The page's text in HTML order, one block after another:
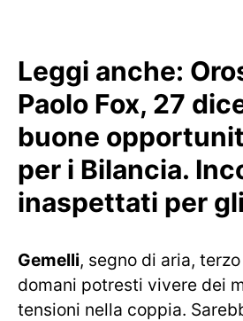
Leggi anche:
Paolo Fox, 27
buone
per i Bilancia.
inaspettati per
Gemelli, segno di aria,
domani potresti vivere dei
tensioni nella coppia.